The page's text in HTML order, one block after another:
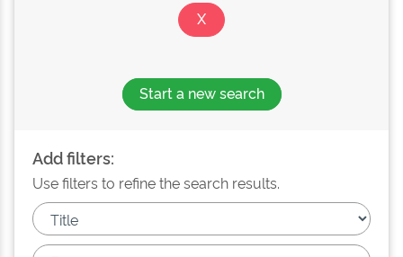
Start a new search
Add filters:
Use filters to refine the search results.